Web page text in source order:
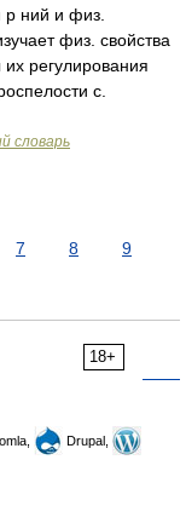
р ний и физ.
физ. свойства
регулирования
с.
словарь
7 8
9
18+
Drupal,